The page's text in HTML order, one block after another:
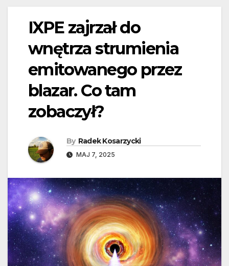
IXPE zajrzał do
wnętrza strumienia
emitowanego przez
blazar. Co tam
zobaczył?
By Radek Kosarzycki
MAJ 7, 2025